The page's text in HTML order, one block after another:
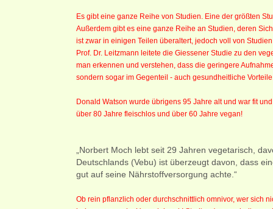
Es gibt eine ganze Reihe von Studien. Eine der größten
Außerdem gibt es eine ganze Reihe an Studien, deren
ist zwar in einigen Teilen überaltert, jedoch voll von
Prof. Dr. Leitzmann leitete die Giessener Studie zu den
man erkennen und verstehen, dass die geringere
sondern sogar im Gegenteil - auch gesundheitliche
Donald Watson wurde übrigens 95 Jahre alt und war fit
über 80 Jahre fleischlos und über 60 Jahre vegan!
„Norbert Moch lebt seit 29 Jahren vegetarisch,
Deutschlands (Vebu) ist überzeugt davon, dass
gut auf seine Nährstoffversorgung achte.“
Ob rein pflanzlich oder durchschnittlich omnivor, wer sich